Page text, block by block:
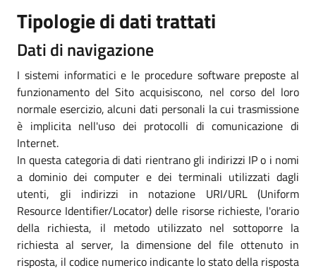
Tipologie di dati trattati
Dati di navigazione
I sistemi informatici e le procedure software preposte al
funzionamento del Sito acquisiscono, nel corso del loro
normale esercizio, alcuni dati personali la cui trasmissione
è implicita nell'uso dei protocolli di comunicazione di
Internet.
In questa categoria di dati rientrano gli indirizzi IP o i nomi
a dominio dei computer e dei terminali utilizzati dagli
utenti, gli indirizzi in notazione URI/URL (Uniform
Resource Identifier/Locator) delle risorse richieste, l'orario
della richiesta, il metodo utilizzato nel sottoporre la
richiesta al server, la dimensione del file ottenuto in
risposta, il codice numerico indicante lo stato della risposta